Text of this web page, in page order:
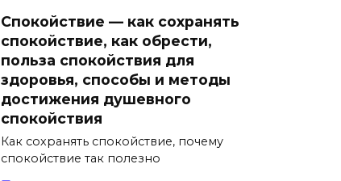
Спокойствие — как сохранять
спокойствие, как обрести,
польза спокойствия для
здоровья, способы и методы
достижения душевного
спокойствия
Как сохранять спокойствие, почему
спокойствие так полезно